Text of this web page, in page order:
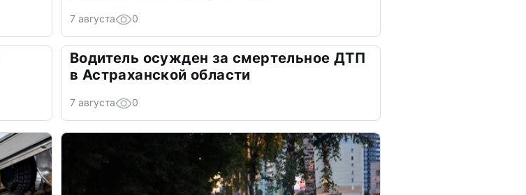
7 августа 0
Водитель осужден за смертельное ДТП
в Астраханской области
7 августа 0